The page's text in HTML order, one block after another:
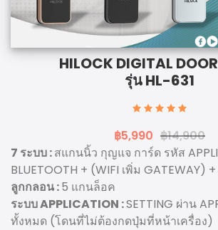
HILOCK DIGITAL
รุ่น HL-631
฿5,990 ฿14,900
7 ระบบ :สแกนนิ้ว กุญแจ การ์ด รหัส
BLUETOOTH + (WIFI เพิ่ม GATEWAY)
ลูกกลอน :5 แกนล็อค
ระบบ APPLICATION :SETTING ผ่าน
ทั้งหมด (โดนที่ไม่ต้องกดปุ่มที่หน้าเครื่อง)